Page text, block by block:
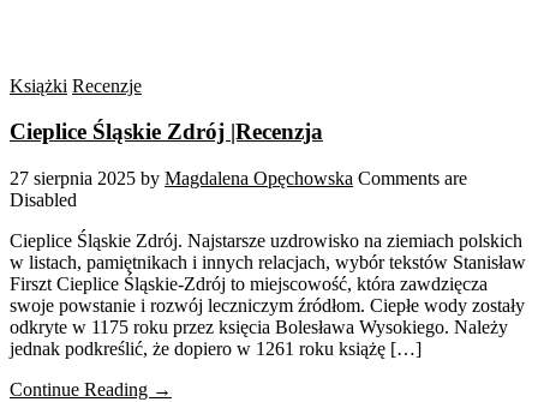
Książki Recenzje
Cieplice Śląskie Zdrój |Recenzja
27 sierpnia 2025 by Magdalena Opęchowska Comments are
Disabled
Cieplice Śląskie Zdrój. Najstarsze uzdrowisko na ziemiach polskich
w listach, pamiętnikach i innych relacjach, wybór tekstów Stanisław
Firszt Cieplice Śląskie-Zdrój to miejscowość, która zawdzięcza
swoje powstanie i rozwój leczniczym źródłom. Ciepłe wody zostały
odkryte w 1175 roku przez księcia Bolesława Wysokiego. Należy
jednak podkreślić, że dopiero w 1261 roku książę […]
Continue Reading →